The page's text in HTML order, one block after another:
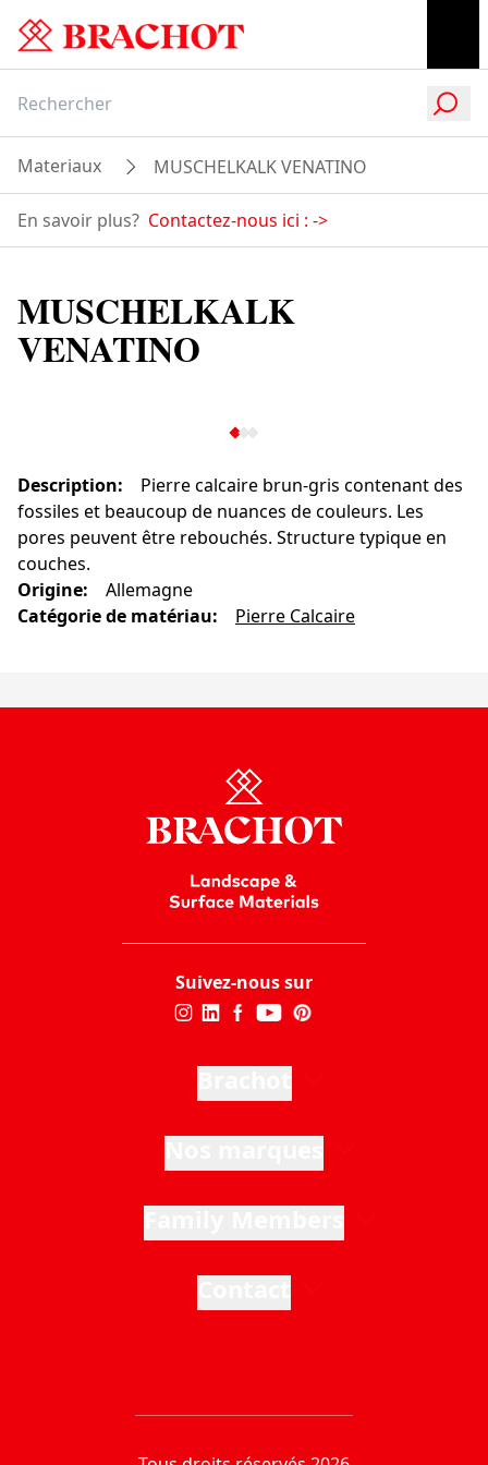
Materiaux MUSCHELKALK VENATINO
En savoir plus? Contactez-nous ici : ->
MUSCHELKALK
VENATINO
Description:
Pierre calcaire brun-gris contenant des
fossiles et beaucoup de nuances de couleurs. Les
pores peuvent être rebouchés. Structure typique en
couches.
Origine:
Allemagne
Catégorie de matériau: Pierre Calcaire
Suivez-nous sur